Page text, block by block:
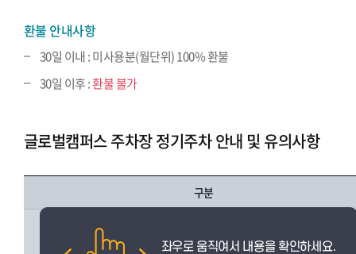
환불 안내사항
30일 이내 : 미사용분(월단위) 100% 환불
30일 이후 :환불 불가
글로벌캠퍼스 주차장 정기주차 안내 및 유의사항
구분